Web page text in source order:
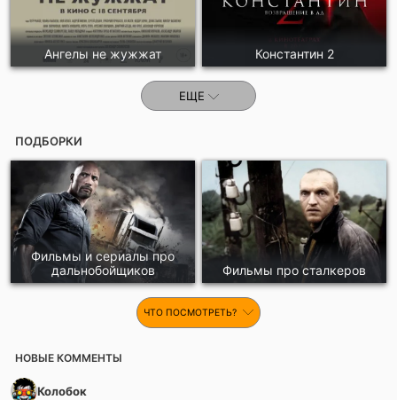
Ангелы не жужжат Константин 2
ЕЩЕ
ПОДБОРКИ
Фильмы и сериалы про
дальнобойщиков
Фильмы про сталкеров
ЧТО ПОСМОТРЕТЬ?
НОВЫЕ КОММЕНТЫ
Колобок